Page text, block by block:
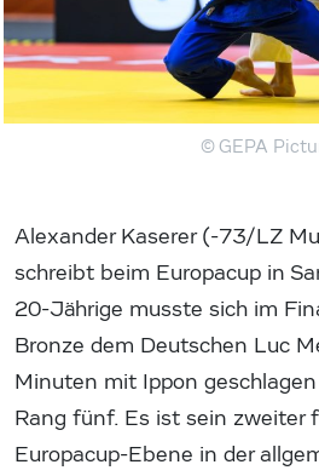
© GEPA
Alexander Kaserer (-73/LZ
schreibt beim Europacup in
20-Jährige musste sich im
Bronze dem Deutschen Luc
Minuten mit Ippon
Rang fünf. Es ist sein zweiter
Europacup-Ebene in der